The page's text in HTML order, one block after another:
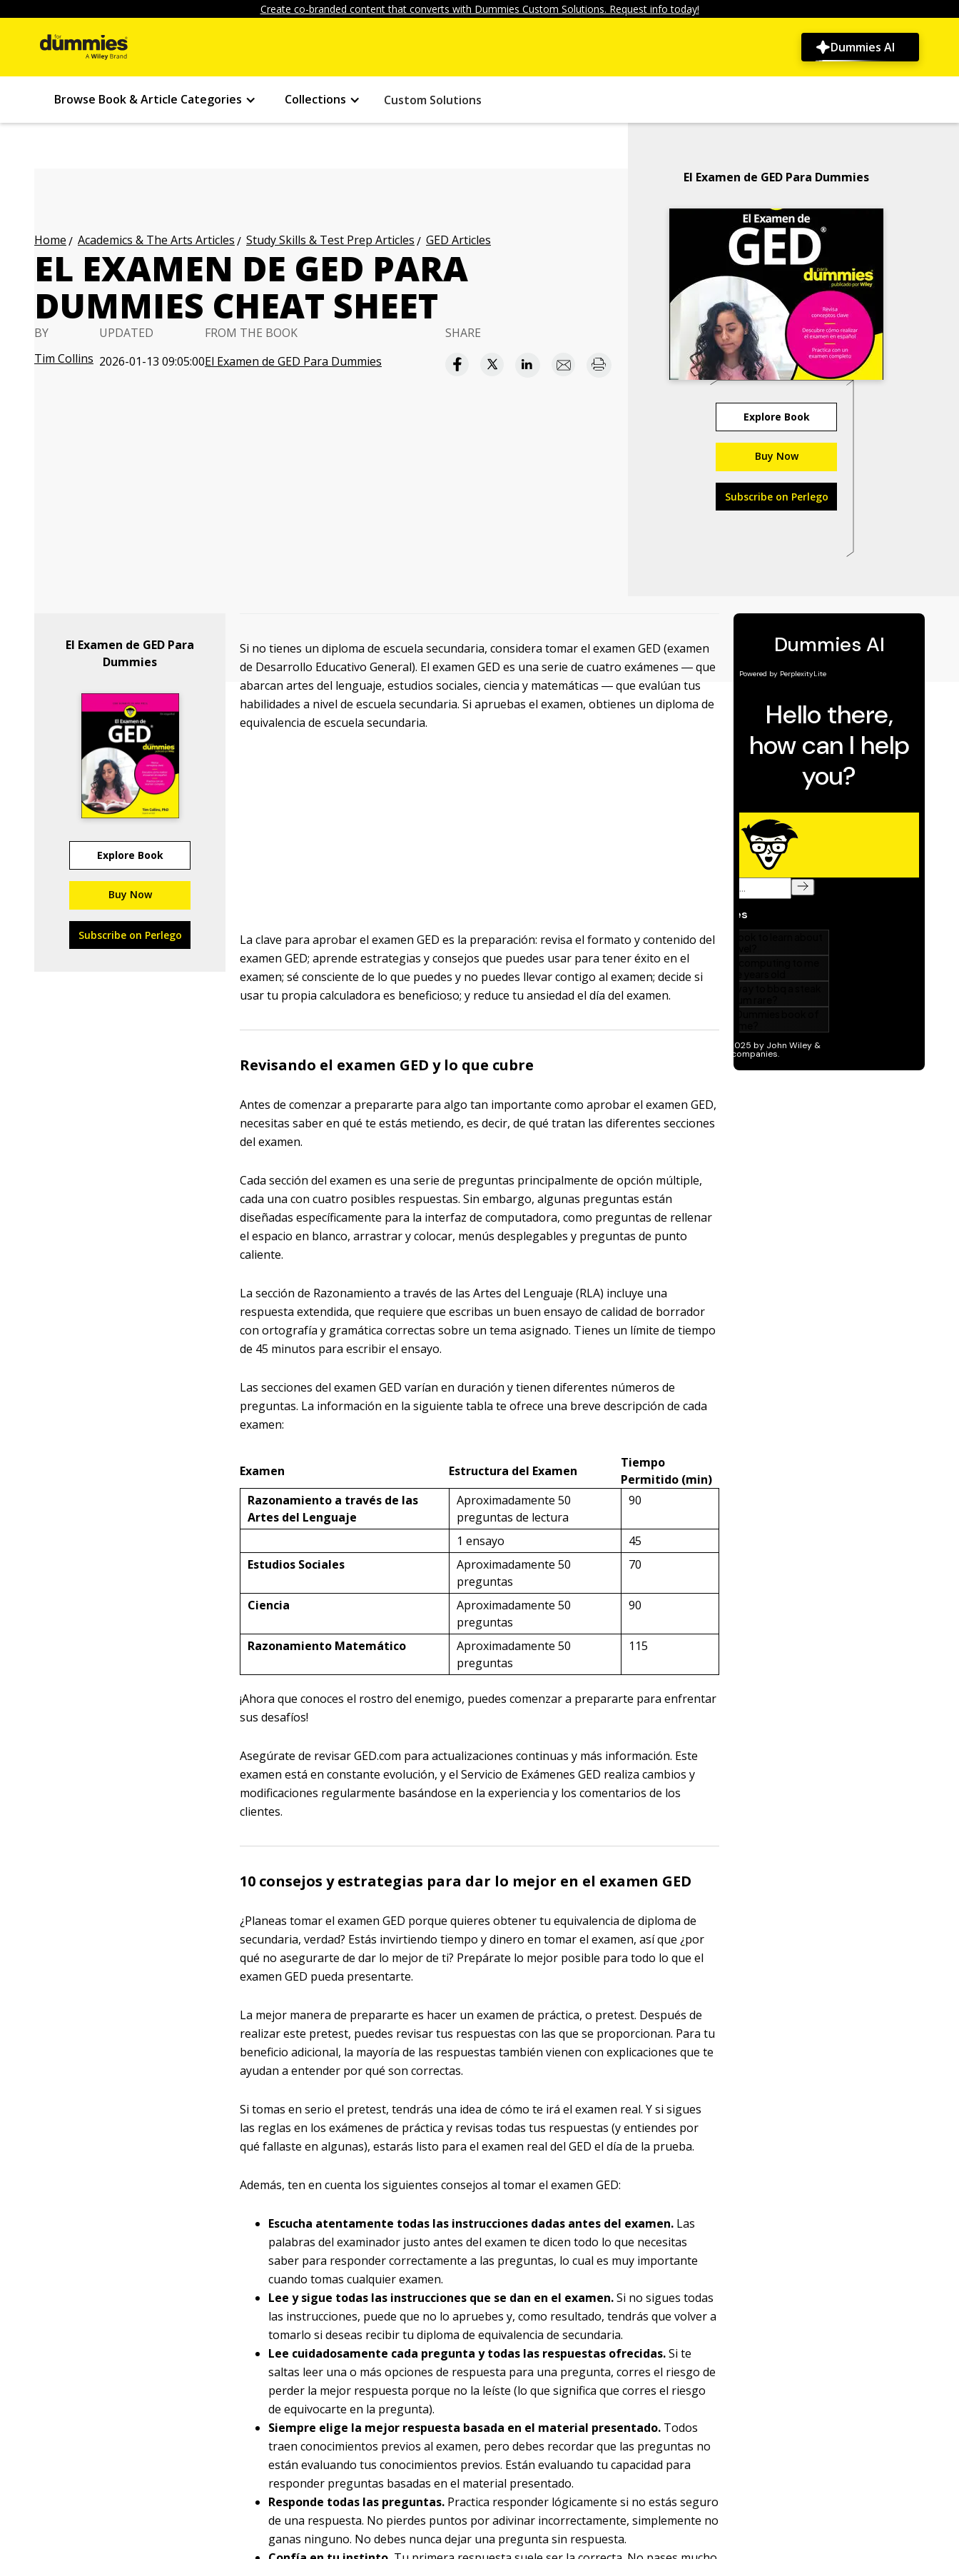
Create co-branded content that converts with Dummies Custom Solutions. Request info today!
Dummies AI
Browse Book & Article Categories Collections Custom Solutions
Home Academics & The Arts Articles Study Skills & Test Prep Articles GED Articles
EL EXAMEN DE GED PARA
DUMMIES CHEAT SHEET
BY
Tim Collins
UPDATED
2026-01-13 09:05:00
FROM THE BOOK
El Examen de GED Para Dummies
SHARE
El Examen de GED Para Dummies
Explore Book
Buy Now
Subscribe on Perlego
El Examen de GED Para
Dummies
Explore Book
Buy Now
Subscribe on Perlego
Si no tienes un diploma de escuela secundaria, considera tomar el examen GED (examen
de Desarrollo Educativo General). El examen GED es una serie de cuatro exámenes ― que
abarcan artes del lenguaje, estudios sociales, ciencia y matemáticas ― que evalúan tus
habilidades a nivel de escuela secundaria. Si apruebas el examen, obtienes un diploma de
equivalencia de escuela secundaria.
La clave para aprobar el examen GED es la preparación: revisa el formato y contenido del
examen GED; aprende estrategias y consejos que puedes usar para tener éxito en el
examen; sé consciente de lo que puedes y no puedes llevar contigo al examen; decide si
usar tu propia calculadora es beneficioso; y reduce tu ansiedad el día del examen.
Revisando el examen GED y lo que cubre
Antes de comenzar a prepararte para algo tan importante como aprobar el examen GED,
necesitas saber en qué te estás metiendo, es decir, de qué tratan las diferentes secciones
del examen.
Cada sección del examen es una serie de preguntas principalmente de opción múltiple,
cada una con cuatro posibles respuestas. Sin embargo, algunas preguntas están
diseñadas específicamente para la interfaz de computadora, como preguntas de rellenar
el espacio en blanco, arrastrar y colocar, menús desplegables y preguntas de punto
caliente.
La sección de Razonamiento a través de las Artes del Lenguaje (RLA) incluye una
respuesta extendida, que requiere que escribas un buen ensayo de calidad de borrador
con ortografía y gramática correctas sobre un tema asignado. Tienes un límite de tiempo
de 45 minutos para escribir el ensayo.
Las secciones del examen GED varían en duración y tienen diferentes números de
preguntas. La información en la siguiente tabla te ofrece una breve descripción de cada
examen:
Examen Estructura del Examen
Tiempo
Permitido (min)
Razonamiento a través de las
Artes del Lenguaje
Aproximadamente 50
preguntas de lectura
90
1 ensayo
45
Estudios Sociales
Aproximadamente 50
preguntas
70
Ciencia
Aproximadamente 50
preguntas
90
Razonamiento Matemático
Aproximadamente 50
preguntas
115
¡Ahora que conoces el rostro del enemigo, puedes comenzar a prepararte para enfrentar
sus desafíos!
Asegúrate de revisar GED.com para actualizaciones continuas y más información. Este
examen está en constante evolución, y el Servicio de Exámenes GED realiza cambios y
modificaciones regularmente basándose en la experiencia y los comentarios de los
clientes.
10 consejos y estrategias para dar lo mejor en el examen GED
¿Planeas tomar el examen GED porque quieres obtener tu equivalencia de diploma de
secundaria, verdad? Estás invirtiendo tiempo y dinero en tomar el examen, así que ¿por
qué no asegurarte de dar lo mejor de ti? Prepárate lo mejor posible para todo lo que el
examen GED pueda presentarte.
La mejor manera de prepararte es hacer un examen de práctica, o pretest. Después de
realizar este pretest, puedes revisar tus respuestas con las que se proporcionan. Para tu
beneficio adicional, la mayoría de las respuestas también vienen con explicaciones que te
ayudan a entender por qué son correctas.
Si tomas en serio el pretest, tendrás una idea de cómo te irá el examen real. Y si sigues
las reglas en los exámenes de práctica y revisas todas tus respuestas (y entiendes por
qué fallaste en algunas), estarás listo para el examen real del GED el día de la prueba.
Además, ten en cuenta los siguientes consejos al tomar el examen GED:
Escucha atentamente todas las instrucciones dadas antes del examen. Las
palabras del examinador justo antes del examen te dicen todo lo que necesitas
saber para responder correctamente a las preguntas, lo cual es muy importante
cuando tomas cualquier examen.
Lee y sigue todas las instrucciones que se dan en el examen.Si no sigues todas
las instrucciones, puede que no lo apruebes y, como resultado, tendrás que volver a
tomarlo si deseas recibir tu diploma de equivalencia de secundaria.
Lee cuidadosamente cada pregunta y todas las respuestas ofrecidas.Si te
saltas leer una o más opciones de respuesta para una pregunta, corres el riesgo de
perder la mejor respuesta porque no la leíste (lo que significa que corres el riesgo
de equivocarte en la pregunta).
Siempre elige la mejor respuesta basada en el material presentado. Todos
traen conocimientos previos al examen, pero debes recordar que las preguntas no
están evaluando tus conocimientos previos. Están evaluando tu capacidad para
responder preguntas basadas en el material presentado.
Responde todas las preguntas. Practica responder lógicamente si no estás seguro
de una respuesta. No pierdes puntos por adivinar incorrectamente, simplemente no
ganas ninguno. No debes nunca dejar una pregunta sin respuesta.